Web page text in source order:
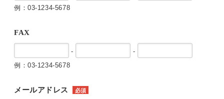
例：03-1234-5678
FAX
-
-
例：03-1234-5678
メールアドレス 必須